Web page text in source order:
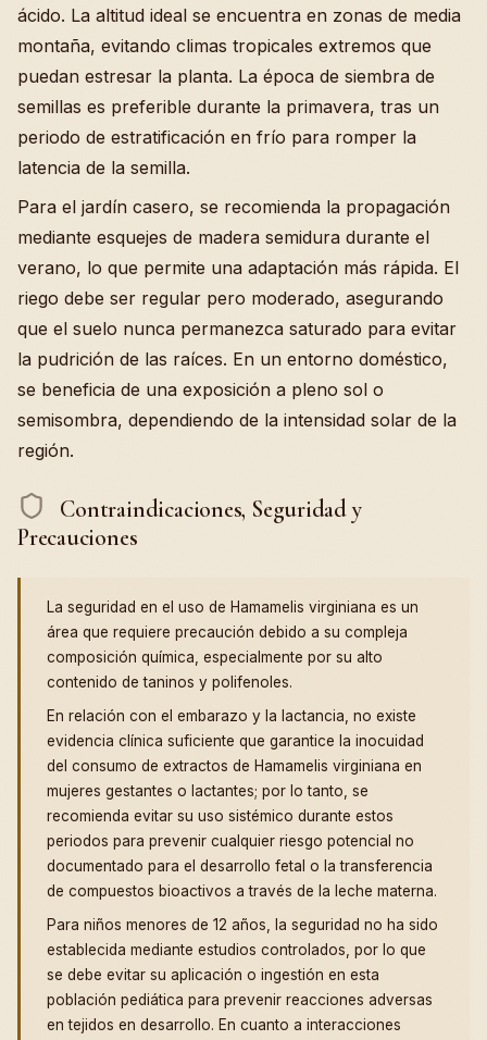
ácido. La altitud ideal se encuentra en zonas de media
montaña, evitando climas tropicales extremos que
puedan estresar la planta. La época de siembra de
semillas es preferible durante la primavera, tras un
periodo de estratificación en frío para romper la
latencia de la semilla.
Para el jardín casero, se recomienda la propagación
mediante esquejes de madera semidura durante el
verano, lo que permite una adaptación más rápida. El
riego debe ser regular pero moderado, asegurando
que el suelo nunca permanezca saturado para evitar
la pudrición de las raíces. En un entorno doméstico,
se beneficia de una exposición a pleno sol o
semisombra, dependiendo de la intensidad solar de la
región.
Contraindicaciones, Seguridad y
Precauciones
La seguridad en el uso de Hamamelis virginiana es un
área que requiere precaución debido a su compleja
composición química, especialmente por su alto
contenido de taninos y polifenoles.
En relación con el embarazo y la lactancia, no existe
evidencia clínica suficiente que garantice la inocuidad
del consumo de extractos de Hamamelis virginiana en
mujeres gestantes o lactantes; por lo tanto, se
recomienda evitar su uso sistémico durante estos
periodos para prevenir cualquier riesgo potencial no
documentado para el desarrollo fetal o la transferencia
de compuestos bioactivos a través de la leche materna.
Para niños menores de 12 años, la seguridad no ha sido
establecida mediante estudios controlados, por lo que
se debe evitar su aplicación o ingestión en esta
población pediática para prevenir reacciones adversas
en tejidos en desarrollo. En cuanto a interacciones